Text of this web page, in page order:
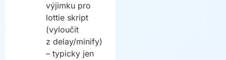
výjimku pro
lottie skript
(vyloučit
z delay/minify)
– typicky jen